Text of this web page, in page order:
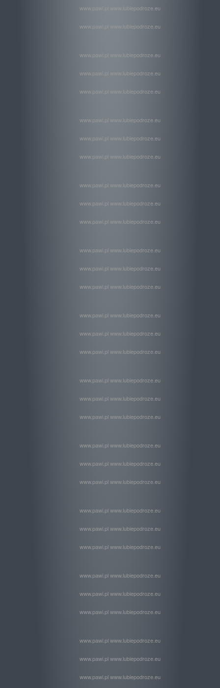
www.pawi.pl www.lubiepodroze.eu
www.pawi.pl www.lubiepodroze.eu
www.pawi.pl www.lubiepodroze.eu
www.pawi.pl www.lubiepodroze.eu
www.pawi.pl www.lubiepodroze.eu
www.pawi.pl www.lubiepodroze.eu
www.pawi.pl www.lubiepodroze.eu
www.pawi.pl www.lubiepodroze.eu
www.pawi.pl www.lubiepodroze.eu
www.pawi.pl www.lubiepodroze.eu
www.pawi.pl www.lubiepodroze.eu
www.pawi.pl www.lubiepodroze.eu
www.pawi.pl www.lubiepodroze.eu
www.pawi.pl www.lubiepodroze.eu
www.pawi.pl www.lubiepodroze.eu
www.pawi.pl www.lubiepodroze.eu
www.pawi.pl www.lubiepodroze.eu
www.pawi.pl www.lubiepodroze.eu
www.pawi.pl www.lubiepodroze.eu
www.pawi.pl www.lubiepodroze.eu
www.pawi.pl www.lubiepodroze.eu
www.pawi.pl www.lubiepodroze.eu
www.pawi.pl www.lubiepodroze.eu
www.pawi.pl www.lubiepodroze.eu
www.pawi.pl www.lubiepodroze.eu
www.pawi.pl www.lubiepodroze.eu
www.pawi.pl www.lubiepodroze.eu
www.pawi.pl www.lubiepodroze.eu
www.pawi.pl www.lubiepodroze.eu
www.pawi.pl www.lubiepodroze.eu
www.pawi.pl www.lubiepodroze.eu
www.pawi.pl www.lubiepodroze.eu